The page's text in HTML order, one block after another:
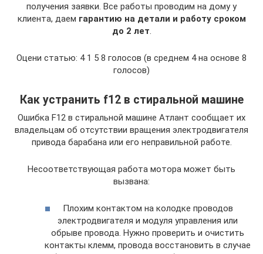
получения заявки. Все работы проводим на дому у
клиента, даем гарантию на детали и работу сроком
до 2 лет
Оцени статью: 4 1 5 8 голосов (в среднем 4 на основе 8
голосов)
Как устранить f12 в стиральной машине
Ошибка F12 в стиральной машине Атлант сообщает их
владельцам об отсутствии вращения электродвигателя
привода барабана или его неправильной работе.
Несоответствующая работа мотора может быть
вызвана:
Плохим контактом на колодке проводов
электродвигателя и модуля управления или
обрыве провода. Нужно проверить и очистить
контакты клемм, провода восстановить в случае